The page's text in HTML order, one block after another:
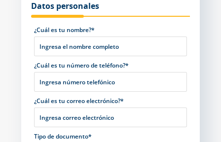
Datos personales
¿Cuál es tu nombre?*
¿Cuál es tu número de teléfono?*
¿Cuál es tu correo electrónico?*
Tipo de documento*